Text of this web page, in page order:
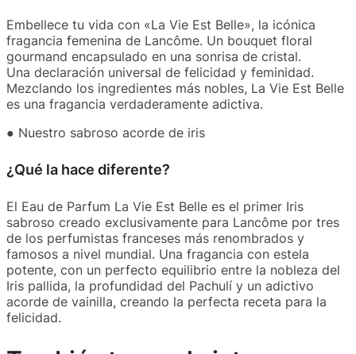
Embellece tu vida con «La Vie Est Belle», la icónica
fragancia femenina de Lancôme. Un bouquet floral
gourmand encapsulado en una sonrisa de cristal.
Una declaración universal de felicidad y feminidad.
Mezclando los ingredientes más nobles, La Vie Est Belle
es una fragancia verdaderamente adictiva.
● Nuestro sabroso acorde de iris
¿Qué la hace diferente?
El Eau de Parfum La Vie Est Belle es el primer Iris
sabroso creado exclusivamente para Lancôme por tres
de los perfumistas franceses más renombrados y
famosos a nivel mundial. Una fragancia con estela
potente, con un perfecto equilibrio entre la nobleza del
Iris pallida, la profundidad del Pachulí y un adictivo
acorde de vainilla, creando la perfecta receta para la
felicidad.